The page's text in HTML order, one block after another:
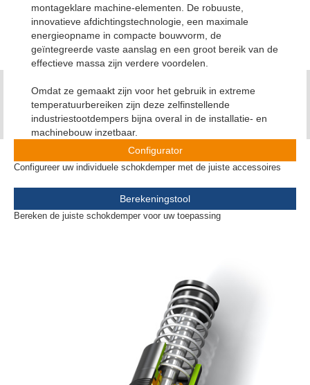
montageklare machine-elementen. De robuuste,
innovatieve afdichtingstechnologie, een maximale
energieopname in compacte bouwvorm, de
geïntegreerde vaste aanslag en een groot bereik van de
effectieve massa zijn verdere voordelen.
Omdat ze gemaakt zijn voor het gebruik in extreme
temperatuurbereiken zijn deze zelfinstellende
industriestootdempers bijna overal in de installatie- en
machinebouw inzetbaar.
Configurator
Configureer uw individuele schokdemper met de juiste accessoires
Berekeningstool
Bereken de juiste schokdemper voor uw toepassing